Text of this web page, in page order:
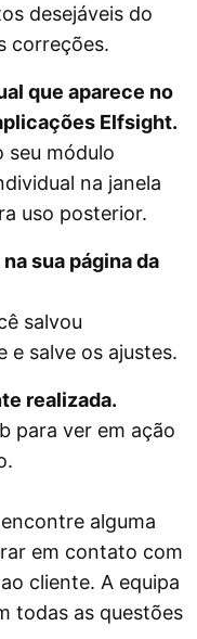
desejáveis ​​do
correções.
que aparece no
Elfsight.
seu módulo
na janela
uso posterior.
sua página da
salvou
e salve os ajustes.
realizada.
para ver em ação
alguma
em contato com
cliente. A equipa
todas as questões